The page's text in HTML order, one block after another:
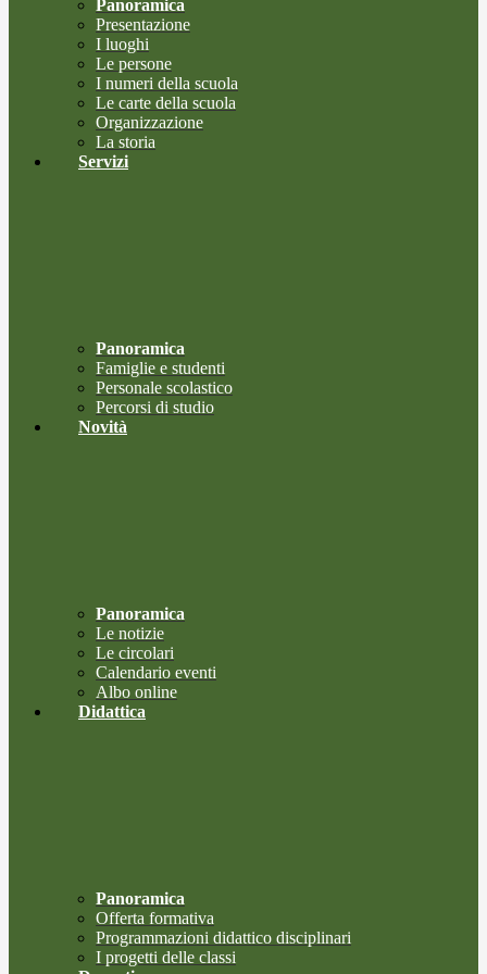
Panoramica
Presentazione
I luoghi
Le persone
I numeri della scuola
Le carte della scuola
Organizzazione
La storia
Servizi
Panoramica
Famiglie e studenti
Personale scolastico
Percorsi di studio
Novità
Panoramica
Le notizie
Le circolari
Calendario eventi
Albo online
Didattica
Panoramica
Offerta formativa
Programmazioni didattico disciplinari
I progetti delle classi